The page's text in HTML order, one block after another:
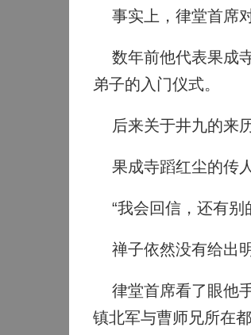
事实上，律堂首席
数年前他代表果成
弟子的入门仪式。
后来关于井九的来
果成寺蹈红尘的传
“我会回信，还有别
禅子依然没有给出明
律堂首席看了眼他
镇北军与曹师兄所在